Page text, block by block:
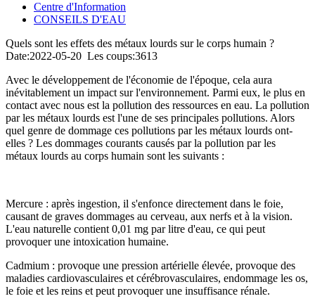
Centre d'Information
CONSEILS D'EAU
Quels sont les effets des métaux lourds sur le corps humain ?
Date:2022-05-20 Les coups:3613
Avec le développement de l'économie de l'époque, cela aura
inévitablement un impact sur l'environnement. Parmi eux, le plus en
contact avec nous est la pollution des ressources en eau. La pollution
par les métaux lourds est l'une de ses principales pollutions. Alors
quel genre de dommage ces pollutions par les métaux lourds ont-
elles ? Les dommages courants causés par la pollution par les
métaux lourds au corps humain sont les suivants :
Mercure : après ingestion, il s'enfonce directement dans le foie,
causant de graves dommages au cerveau, aux nerfs et à la vision.
L'eau naturelle contient 0,01 mg par litre d'eau, ce qui peut
provoquer une intoxication humaine.
Cadmium : provoque une pression artérielle élevée, provoque des
maladies cardiovasculaires et cérébrovasculaires, endommage les os,
le foie et les reins et peut provoquer une insuffisance rénale.